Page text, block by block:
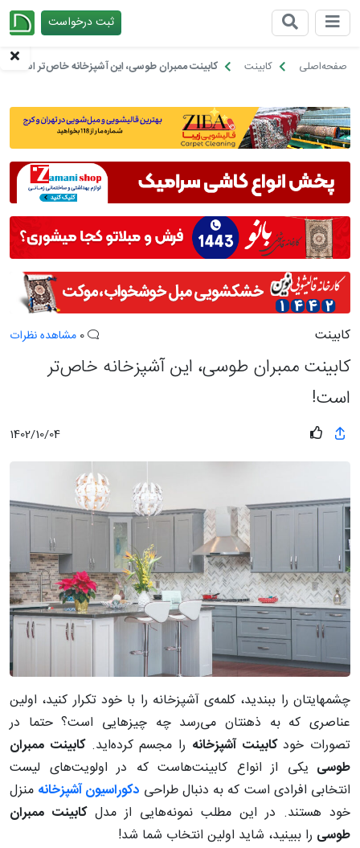
ثبت درخواست
صفحه‌اصلی کابینت کابینت ممبران طوسی، این آشپزخانه خاص‌تر است!
کابینت مشاهده نظرات
کابینت ممبران طوسی، این آشپزخانه خاص‌تر
است!
1402/10/04
چشمهایتان را ببندید، کلمه‌ی آشپزخانه را با خود تکرار کنید، اولین
عناصری که به ذهنتان می‌رسد چه چیزهایی‌ است؟ حتما در
تصورات خودکابینت‌ آشپزخانه را مجسم کرده‌اید.کابینت ممبران
طوسی یکی از انواع کابینت‌هاست که در اولویت‌های لیست
انتخابی افرادی است که به دنبال طراحی دکوراسیون آشپزخانه منزل
خود هستند. در این مطلب نمونه‌هایی از مدلکابینت ممبران
طوسی را ببینید، شاید اولین انتخاب شما شد!